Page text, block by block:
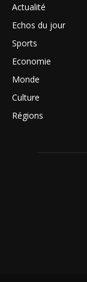
Actualité
Echos du jour
Sports
Economie
Monde
Culture
Régions